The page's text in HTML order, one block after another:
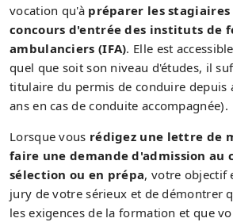
vocation qu'à préparer les stagiaires
concours d'entrée des instituts de
ambulanciers (IFA). Elle est
quel que soit son niveau d'études, il
titulaire du permis de conduire depuis
ans en cas de conduite accompagnée).
Lorsque vous rédigez une lettre de
faire une demande d'admission au
sélection ou en prépa, votre objectif
jury de votre sérieux et de démontrer
les exigences de la formation et que